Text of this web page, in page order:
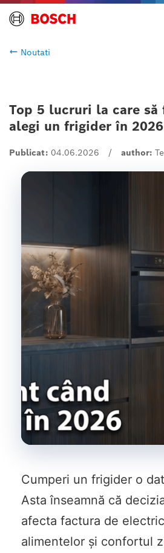
Noutati
Top 5 lucruri la care să
alegi un frigider în 2026
Publicat: 04.06.2026 / author:
Cumperi un frigider o
Asta înseamnă că
afecta factura de
alimentelor și confortul